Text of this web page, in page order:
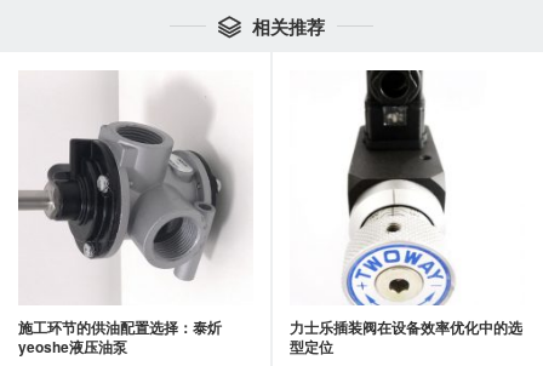
 相关推荐
施工环节的供油配置选择：泰炘
yeoshe液压油泵
力士乐插装阀在设备效率优化中的选
型定位